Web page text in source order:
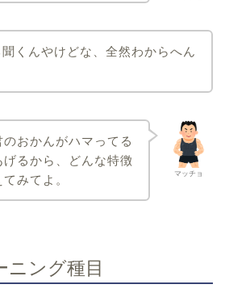
くんやけどな、全然わからへん
マッチョ
おかんがハマってる
るから、どんな特徴
みてよ。
ニング種目